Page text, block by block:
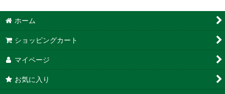
ホーム
ショッピングカート
マイページ
お気に入り